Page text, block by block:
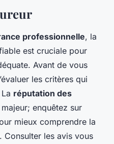
professionnelle, la
est cruciale pour
Avant de vous
les critères qui
réputation des
enquêtez sur
mieux comprendre la
les avis vous